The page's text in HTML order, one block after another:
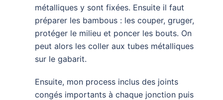
métalliques y sont fixées. Ensuite il faut
préparer les bambous : les couper, gruger,
protéger le milieu et poncer les bouts. On
peut alors les coller aux tubes métalliques
sur le gabarit.
Ensuite, mon process inclus des joints
congés importants à chaque jonction puis